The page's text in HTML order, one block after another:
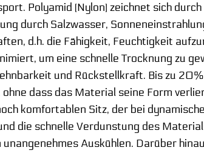
Polyamid (Nylon) zeichnet sich
durch Salzwasser,
d.h. die Fähigkeit, Feuchtigkeit
um eine schnelle Trocknung zu
und Rückstellkraft. Bis zu
dass das Material seine Form
komfortablen Sitz, der bei
die schnelle Verdunstung des
Auskühlen. Darüber